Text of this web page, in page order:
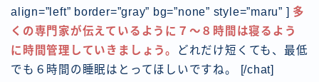
align=”left” border=”gray” bg=”none” style=”maru” ] 多
くの専門家が伝えているように７〜８時間は寝るよう
に時間管理していきましょう。
どれだけ短くても、 最低
でも６時間の睡眠はとってほしいですね。 [/chat]